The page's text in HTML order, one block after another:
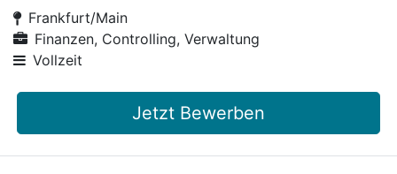
Frankfurt/Main
Finanzen, Controlling, Verwaltung
Vollzeit
Jetzt Bewerben